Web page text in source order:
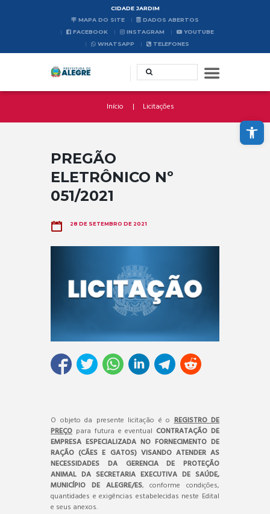
Abrir a barra de ferramentas
CIDADE JARDIM
MAPA DO SITE
DADOS ABERTOS
FACEBOOK
INSTAGRAM
YOUTUBE
WHATSAPP
TELEFONES
Início Licitações
PREGÃO
ELETRÔNICO Nº
051/2021
28 DE SETEMBRO DE 2021
O objeto da presente licitação é oREGISTRO DE
PREÇO para futura e eventualCONTRATAÇÃO DE
EMPRESA ESPECIALIZADA NO FORNECIMENTO DE
RAÇÃO (CÃES E GATOS) VISANDO ATENDER AS
NECESSIDADES DA GERENCIA DE PROTEÇÃO
ANIMAL DA SECRETARIA EXECUTIVA DE SAÚDE,
MUNICÍPIO DE ALEGRE/ES, conforme condições,
quantidades e exigências estabelecidas neste Edital
e seus anexos.